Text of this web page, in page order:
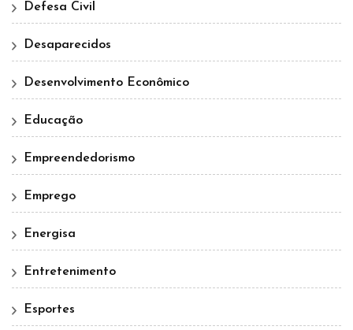
Defesa Civil
Desaparecidos
Desenvolvimento Econômico
Educação
Empreendedorismo
Emprego
Energisa
Entretenimento
Esportes